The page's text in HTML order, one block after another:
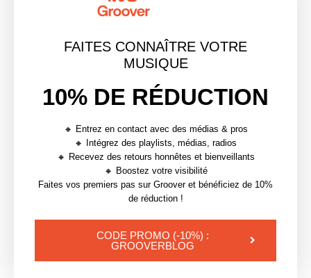
article précédent
ARTISTE INDÉPENDANT ?
article suivant
FORTUNES : LA PLATEFORME D’ANALYSE DE
DONNÉES DE VOTRE MUSIQUE
YOU MAY ALSO LIKE
FAITES CONNAÎTRE VOTRE
MUSIQUE
10% DE RÉDUCTION
🔸 Entrez en contact avec des médias & pros
🔸 Intégrez des playlists, médias, radios
🔸 Recevez des retours honnêtes et bienveillants
🔸 Boostez votre visibilité
Faites vos premiers pas sur Groover et bénéficiez de 10%
de réduction !
CODE PROMO (-10%) :
GROOVERBLOG